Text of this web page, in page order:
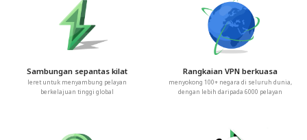
Sambungan sepantas kilat
leret untuk menyambung pelayan
berkelajuan tinggi global
Rangkaian VPN berkuasa
menyokong 100+ negara di seluruh dunia,
dengan lebih daripada 6000 pelayan